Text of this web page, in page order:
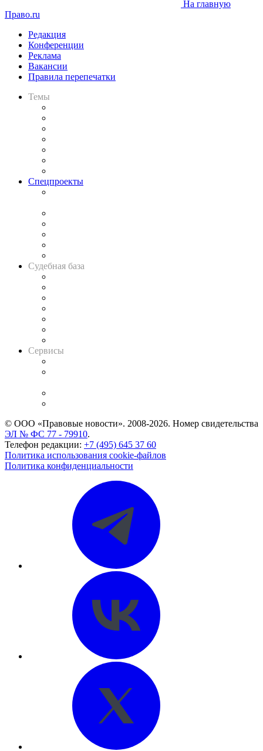
На главную
Право.ru
Редакция
Конференции
Реклама
Вакансии
Правила перепечатки
Темы
Спецпроекты
Судебная база
Сервисы
© ООО «Правовые новости». 2008-2026. Номер свидетельства
ЭЛ № ФС 77 - 79910.
Телефон редакции: +7 (495) 645 37 60
Политика использования cookie-файлов
Политика конфиденциальности